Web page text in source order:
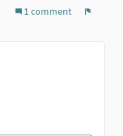
1 comment